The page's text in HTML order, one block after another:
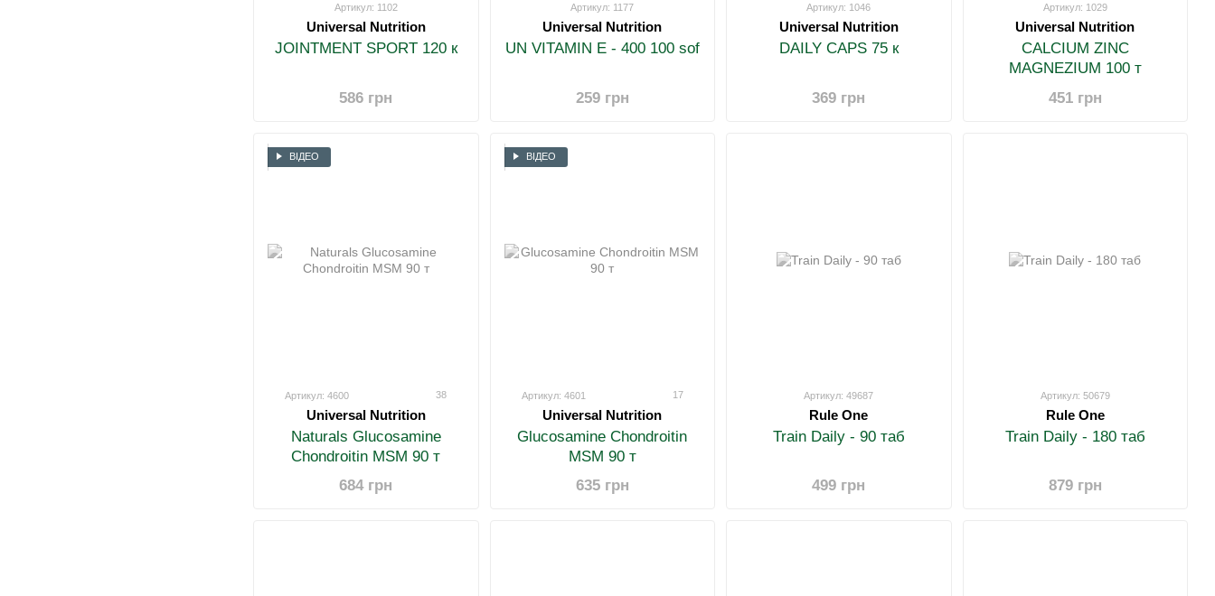
Артикул: 1102
Universal Nutrition
JOINTMENT SPORT 120 к
586 грн
Артикул: 1177
Universal Nutrition
UN VITAMIN E - 400 100 sof
259 грн
Артикул: 1046
Universal Nutrition
DAILY CAPS 75 к
369 грн
Артикул: 1029
Universal Nutrition
CALCIUM ZINC
MAGNEZIUM 100 т
451 грн
ВІДЕО
Артикул: 4600 38
Universal Nutrition
Naturals Glucosamine
Chondroitin MSM 90 т
684 грн
ВІДЕО
Артикул: 4601 17
Universal Nutrition
Glucosamine Chondroitin
MSM 90 т
635 грн
Артикул: 49687
Rule One
Train Daily - 90 таб
499 грн
Артикул: 50679
Rule One
Train Daily - 180 таб
879 грн